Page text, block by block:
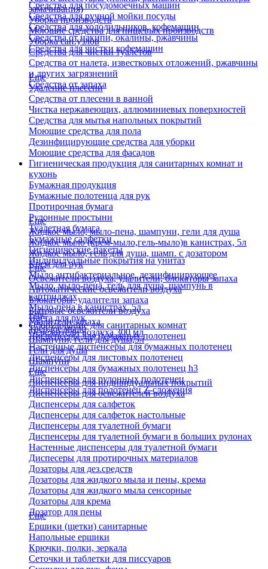
Средства для посудомоечных машин
Средства для ручной мойки посуды
Средства для холодильников, кофемашин
Средства от накипи, окалины, ржавчины
Средства для чистки кофемашин
замачивания)
Уборка производств
Моющие средства для пищевых производств
Уборка сан.узлов
Средства для чистки туалетов
Средства от налета, известковых отложений, ржавчины
и других загрязнений
Средства от запаха
Еще
Удаление плесени
Средства от плесени в ванной
Чистка нержавеющих, аллюминиевых поверхностей
Средства для мытья напольных покрытий
Моющие средства для пола
Дезинфицирующие средства для уборки
Моющие средства для фасадов
Гигиеническая продукция для санитарных комнат и
кухонь
Бумажная продукция
Бумажные полотенца для рук
Протирочная бумага
Рулонные простыни
Туалетная бумага
Бумажные салфетки
Гигиенические пакеты
Индивидуальные покрытия на унитаз
Еще
Жидкое мыло, мыло-пена, шампуни, гели для душа
Жидкое мыло (крем-мыло,гель-мыло)в канистрах, 5л
Жидкое мыло, гель для душа, шамп. с дозатором
Крем для рук
Мыло антибактериальное, дезинфицирующее
Мыло, мыло-пена, гель для душа, шампунь в
картриджах
Мыло-пена в канистрах, 5л
Паста для рук
Твердое мыло
Шампуни, гели для душа,5л
Гели для душа
Шампуни
Еще
Освежители воздуха, удалители, блокаторы запаха
Автоматические освежители воздуха
Блокаторы, удалители запаха
Бытовые освежители воздуха
Удалители запаха
Освежители воздуха 300 мл
Еще
Оборудование для санитарных комнат
Диспенсеры для бумажных полотенец
Настенные диспенсеры для бумажных полотенец
Диспенсеры для листовых полотенец
Диспенсеры для бумажных полотенец h3
Диспенсеры для рулонных полотенец
Диспенсеры для полотенец Z-сложения
Еще
Диспенсеры для индивидуальных покрытий
Диспенсеры для освежителей воздуха
Диспенсеры для салфеток
Диспенсеры для салфеток настольные
Диспенсеры для туалетной бумаги
Диспенсеры для туалетной бумаги в больших рулонах
Настенные диспенсеры для туалетной бумаги
Диспесеры для протирочных материалов
Дозаторы для дез.средств
Дозаторы для жидкого мыла и пены, крема
Дозаторы для жидкого мыла сенсорные
Дозаторы для крема
Дозатор для пены
Еще
Ершики (щетки) санитарные
Напольные ершики
Крючки, полки, зеркала
Сеточки и таблетки для писсуаров